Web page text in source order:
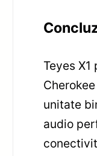
Teyes
unitate
audio